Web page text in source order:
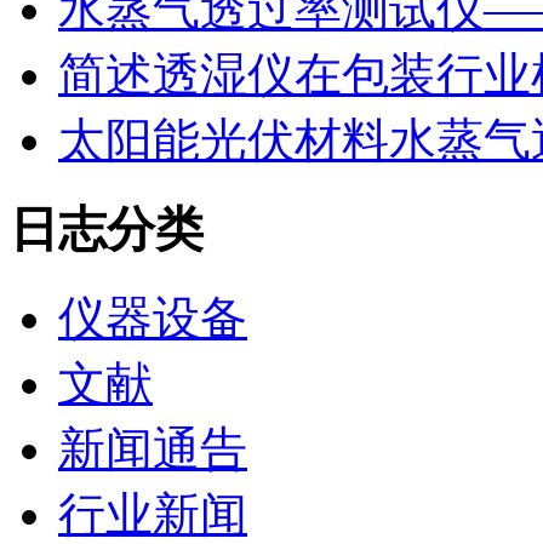
简述透湿仪在包装行
太阳能光伏材料水蒸
日志分类
仪器设备
文献
新闻通告
行业新闻